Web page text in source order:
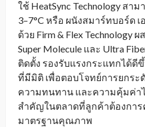
ใช้ HeatSync Technology ส
3–7°C หรือ ผนังสมาร์ทบอร์ด
ด้วย Firm & Flex Technology
Super Molecule และ Ultra
ติดตั้ง รองรับแรงกระแทกได้
ที่มีมิติ เพื่อตอบโจทย์การยกร
ความทนทาน และความคุ้มค่า
สำคัญในตลาดที่ลูกค้าต้องกา
มาตรฐานคุณภาพ